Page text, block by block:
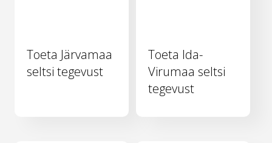
Toeta Järvamaa
seltsi tegevust
Toeta Ida-
Virumaa seltsi
tegevust